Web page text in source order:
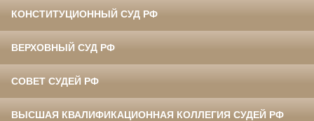
КОНСТИТУЦИОННЫЙ СУД РФ
ВЕРХОВНЫЙ СУД РФ
СОВЕТ СУДЕЙ РФ
ВЫСШАЯ КВАЛИФИКАЦИОННАЯ КОЛЛЕГИЯ СУДЕЙ РФ